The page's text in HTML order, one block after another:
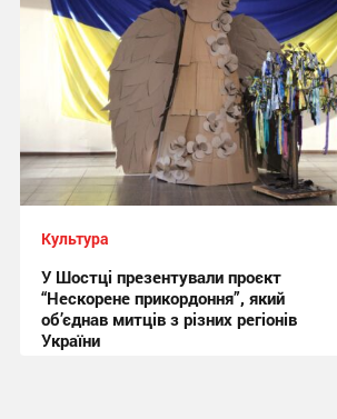
Культура
У Шостці презентували проєкт
“Нескорене прикордоння”, який
об’єднав митців з різних регіонів
України